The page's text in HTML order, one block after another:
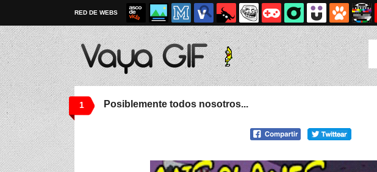
RED DE WEBS
1 Posiblemente todos nosotros...